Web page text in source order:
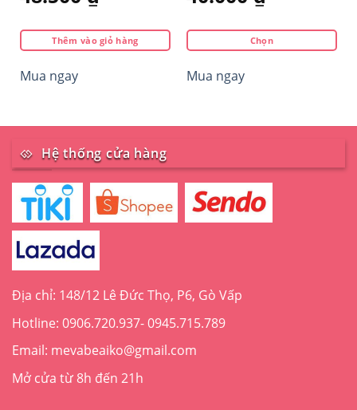
Thêm vào giỏ hàng
Mua ngay
Chọn
phẩm
nhiều
Các
tùy
chọn
có
trên
sản
Mua ngay
Hệ thống cửa hàng
Địa chỉ: 148/12 Lê Đức Thọ, P6, Gò Vấp
Hotline: 0906.720.937- 0945.715.789
Email: mevabeaiko@gmail.com
Mở cửa từ 8h đến 21h